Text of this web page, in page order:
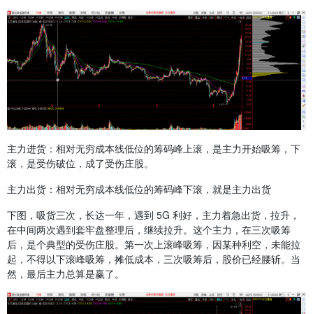
主力进货：相对无穷成本线低位的筹码峰上滚，是主力开始吸筹，下
滚，是受伤破位，成了受伤庄股。
主力出货：相对无穷成本线低位的筹码峰下滚，就是主力出货
下图，吸货三次，长达一年，遇到 5G 利好，主力着急出货，拉升，
在中间两次遇到套牢盘整理后，继续拉升。这个主力，在三次吸筹
后，是个典型的受伤庄股。第一次上滚峰吸筹，因某种利空，未能拉
起，不得以下滚峰吸筹，摊低成本，三次吸筹后，股价已经腰斩。当
然，最后主力总算是赢了。